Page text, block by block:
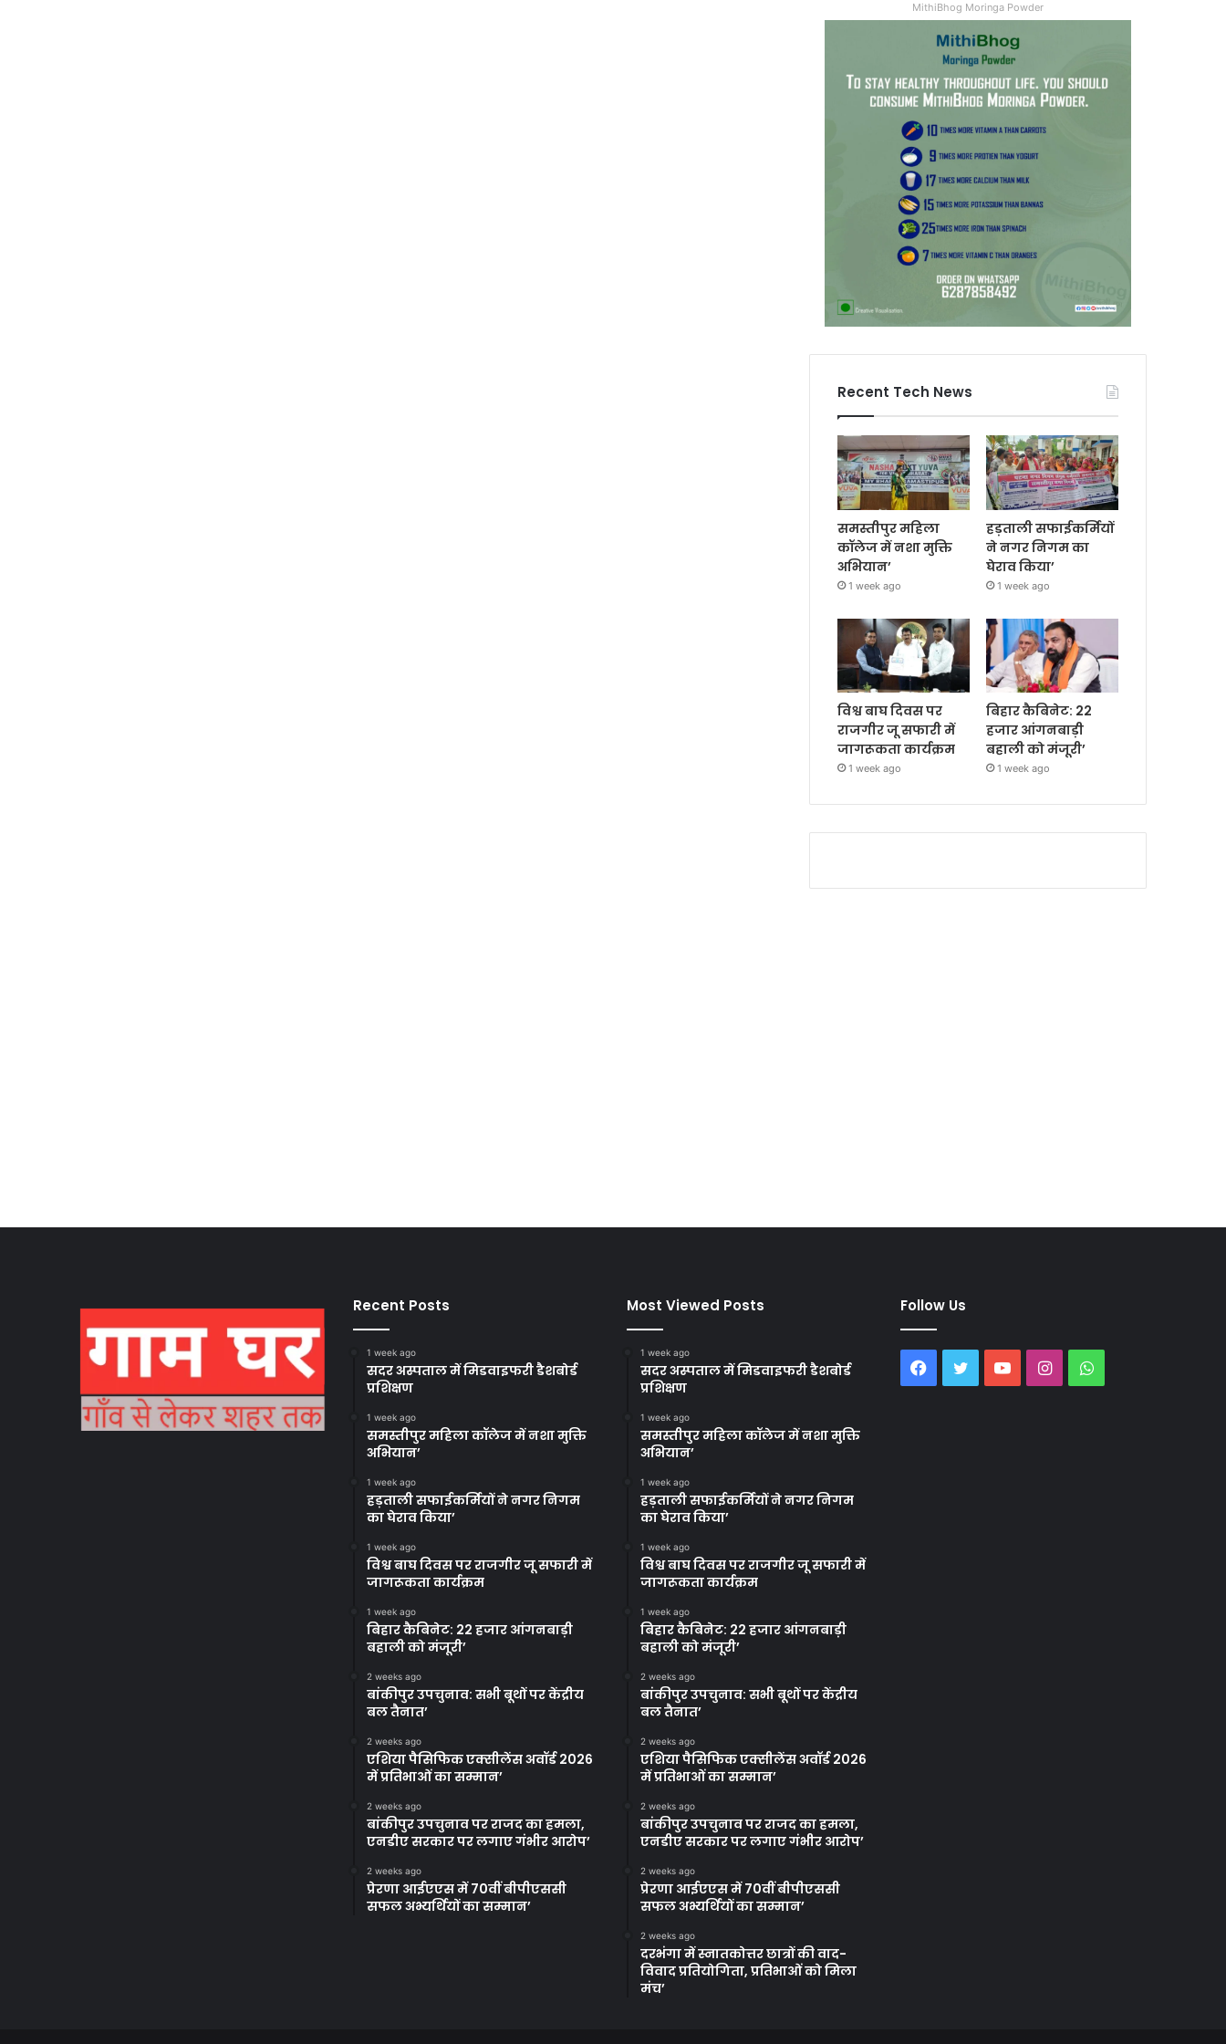
MithiBhog Moringa Powder
Recent Tech News
समस्तीपुर महिला
कॉलेज में नशा मुक्ति
अभियान’
1 week ago
हड़ताली सफाईकर्मियों
ने नगर निगम का
घेराव किया’
1 week ago
विश्व बाघ दिवस पर
राजगीर जू सफारी में
जागरूकता कार्यक्रम
1 week ago
बिहार कैबिनेट: 22
हजार आंगनबाड़ी
बहाली को मंजूरी’
1 week ago
Recent Posts
1 week ago
सदर अस्पताल में मिडवाइफरी डैशबोर्ड
प्रशिक्षण
1 week ago
समस्तीपुर महिला कॉलेज में नशा मुक्ति
अभियान’
1 week ago
हड़ताली सफाईकर्मियों ने नगर निगम
का घेराव किया’
1 week ago
विश्व बाघ दिवस पर राजगीर जू सफारी में
जागरूकता कार्यक्रम
1 week ago
बिहार कैबिनेट: 22 हजार आंगनबाड़ी
बहाली को मंजूरी’
2 weeks ago
बांकीपुर उपचुनाव: सभी बूथों पर केंद्रीय
बल तैनात’
2 weeks ago
एशिया पैसिफिक एक्सीलेंस अवॉर्ड 2026
में प्रतिभाओं का सम्मान’
2 weeks ago
बांकीपुर उपचुनाव पर राजद का हमला,
एनडीए सरकार पर लगाए गंभीर आरोप’
2 weeks ago
प्रेरणा आईएएस में 70वीं बीपीएससी
सफल अभ्यर्थियों का सम्मान’
Most Viewed Posts
1 week ago
सदर अस्पताल में मिडवाइफरी डैशबोर्ड
प्रशिक्षण
1 week ago
समस्तीपुर महिला कॉलेज में नशा मुक्ति
अभियान’
1 week ago
हड़ताली सफाईकर्मियों ने नगर निगम
का घेराव किया’
1 week ago
विश्व बाघ दिवस पर राजगीर जू सफारी में
जागरूकता कार्यक्रम
1 week ago
बिहार कैबिनेट: 22 हजार आंगनबाड़ी
बहाली को मंजूरी’
2 weeks ago
बांकीपुर उपचुनाव: सभी बूथों पर केंद्रीय
बल तैनात’
2 weeks ago
एशिया पैसिफिक एक्सीलेंस अवॉर्ड 2026
में प्रतिभाओं का सम्मान’
2 weeks ago
बांकीपुर उपचुनाव पर राजद का हमला,
एनडीए सरकार पर लगाए गंभीर आरोप’
2 weeks ago
प्रेरणा आईएएस में 70वीं बीपीएससी
सफल अभ्यर्थियों का सम्मान’
2 weeks ago
दरभंगा में स्नातकोत्तर छात्रों की वाद-
विवाद प्रतियोगिता, प्रतिभाओं को मिला
मंच’
Follow Us
Facebook
TwitterYouTubeInstagramWhatsApp